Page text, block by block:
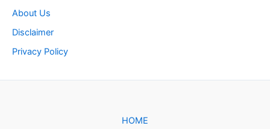
About Us
Disclaimer
Privacy Policy
HOME